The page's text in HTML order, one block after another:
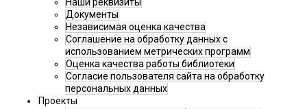
Наши реквизиты
Документы
Независимая оценка качества
Соглашение на обработку данных с
использованием метрических программ
Оценка качества работы библиотеки
Согласие пользователя сайта на обработку
персональных данных
Проекты